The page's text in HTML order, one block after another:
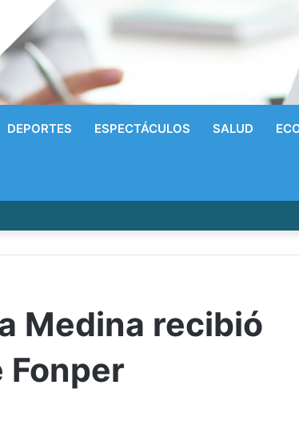
DEPORTES ESPECTÁCULOS SALUD
la Gloria! Radhames Tavarez y la Hazaña Dorada de la
Medina recibió
Fonper